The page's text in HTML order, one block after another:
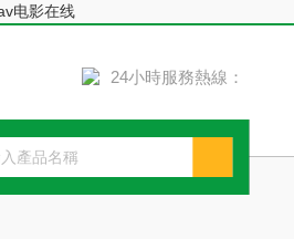
电影在线
24小時服務熱線：